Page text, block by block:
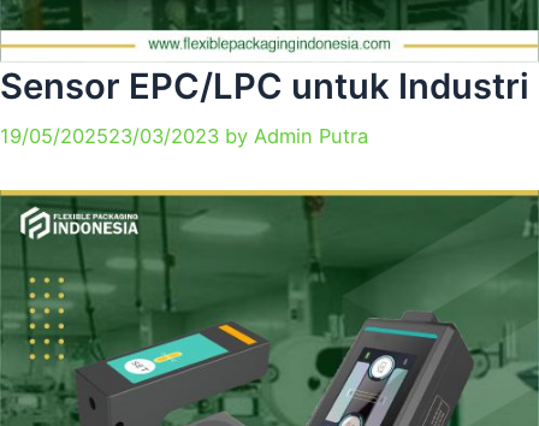
Sensor EPC/LPC untuk Industri
19/05/202523/03/2023 by Admin Putra